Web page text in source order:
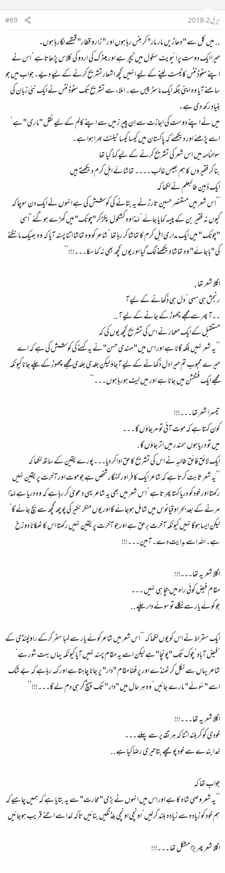
اپریل 2، 2018
#69
.. میں کل سے " دھاڑیں مار مار" کر ہنس رہا ہوں اور " زارو قطار" قہقہے لگارہا ہوں۔
میرا ایک دوست پرائیویٹ سکول میں ٹیچر ہے اور میٹرک کی اردو کی کلاس پڑھاتاہے ‘ اس نے
اپنے سٹوڈنٹس کا ٹیسٹ لینے کے لیے انہیں کچھ اشعار تشریح کرنے کے لیے دیے۔ جواب میں جو
سامنے آیا وہ اپنی جگہ ایک ماسٹر پیس ہے۔ املاء سے تشریح تک سٹوڈنٹس نے ایک نئی زبان کی
بنیاد رکھ دی ہے۔
میں نے اپنے دوست کی اجازت سے اِن پیپرز میں سے اپنے کالم کے لیے نقل "ماری " ہے‘
اسے پڑھئے اور دیکھئے کہ پاکستان میں کیسا کیسا ٹیلنٹ بھرا ہوا ہے۔
سوالنامہ میں اس شعر کی تشریح کرنے کے لیے کہا گیا تھا
بنا کر فقیروں کا ہم بھیس غالب ۔۔۔۔ تماشائے اہل کرم دیکھتے ہیں
ایک ذہین طالبعلم نے لکھا کہ
’’اِس شعر میں مستنصر حسین تارڑ نے یہ بتانے کی کوشش کی ہے انہوں نے ایک دن سوچا کہ
کیوں نہ فقیر بن کے پیسہ کمایا جائے‘ لہٰذا وہ کشکول پکڑ کر "چونک" میں کھڑے ہوگئے ‘ اُسی
"چونک " میں ایک مداری اہل کرم کا تماشا کر رہا تھا ‘ شاعر کو وہ تماشا اتنا پسند آیا کہ وہ بھیک مانگنے
کی "باجائے" وہ تماشا دیکھنے لگ گیا اور یوں کچھ بھی نہ کما سکا۔۔۔!!!‘‘
اگلا شعر تھا ,
رنجش ہی سہی ‘ دل ہی دُکھانے کے لیے آ
۔۔آ پھر سے مجھے چھوڑ کے جانے کے لیے آ ..
مستقبل کے ایک معمار نے اس کی تشریح کچھ یوں کی کہ
’’یہ شعر نہیں بلکہ گانا ہے اور اس میں "مہندی حسن" نے یہ کہنے کی کوشش کی ہے کہ اے
میرے محبوب تم میرا دل دُکھانے کے لیے آجاؤ لیکن جلدی جلدی مجھے چھوڑ کے چلے جانا کیونکہ
مجھے ایک فنکشن میں جانا ہے اور میں لیٹ ہورہا ہوں۔۔۔‘‘
تیسرا شعر تھا۔۔۔!!!
کون کہتا ہے کہ موت آئی تو مرجاؤں گا ۔۔۔
میں تو دریاہوں سمندر میں اتر جاؤں گا .
ایک لائق فائق طالبہ نے اس کی تشریح کا حق ادا کر دیا۔۔۔پورے یقین کے ساتھ لکھا کہ
’’یہ شعر ثابت کرتا ہے کہ شاعر ایک کافر اور گنہگار شخص ہے جو موت اور آخرت پر یقین نہیں
رکھتا اور خود کو دریا کہتا پھرتاہے ‘ اس شعر میں بھی یہ شاعر یہی دعویٰ کر رہا ہے کہ وہ دریا ہے لہذا
مرنے کے بعد بحرِ اوقیانوس میں شامل ہوجائے گا اور یوں منکر نکیر کی پوچھ گچھ سے بچ جائے گا‘
لیکن ایسا ہوگا نہیں کیونکہ آخرت برحق ہے اور جو آخرت پر یقین نہیں رکھتا اس کا ٹھکانا دوزخ
ہے۔ اللہ اسے ہدایت دے۔ آمین۔۔۔!!!
اگلا شعر یہ تھا۔۔۔!!!
مقام فیض کوئی راہ میں جچا ہی نہیں ۔۔۔
جو کوئے یار سے نکلے تو سوئے دار چلے ..
ایک سقراط نے اس کو یوں لکھا کہ ’’اس شعر میں شاعرکوئے یار سے لمبا سفر کرکے راولپنڈی کے
’فیض آباد‘ چوک تک "پونچا" ہے لیکن اسے یہ مقام پسند نہیں آیا کیونکہ یہاں بہت شور ہے‘
شاعر یہاں سے نکل کر ٹھنڈے اور پرفضا مقام "دار" پر جانا چاہتا ہے اور کہہ رہاہے کہ بے شک
اسے " سُوئے" مارے جائیں‘ وہ ہر حال میں "دار " تک پہنچ کر ہی دم لے گا۔۔۔!!!‘‘
اگلا شعر یہ تھا۔۔۔!!!
خودی کو کر بلند اتنا کہ ہر تقدیر سے پہلے ۔۔۔
خدا بندے سے خود پوچھے بتا تیری رضا کیا ہے ..
جواب تھا کہ
’’یہ شعر وصی شاہ کا ہے اور اس میں انہوں نے بڑی "محارت" سے یہ بتایا ہے کہ ہمیں چاہیے کہ
ہم خود کو زیادہ سے زیادہ بلند کرلیں‘ اونچی اونچی بلڈنگیں بنائیں تاکہ خدا سے اتنے قریب ہوجائیں
اگلا شعر پھر بڑا مشکل تھا ۔۔۔!!!